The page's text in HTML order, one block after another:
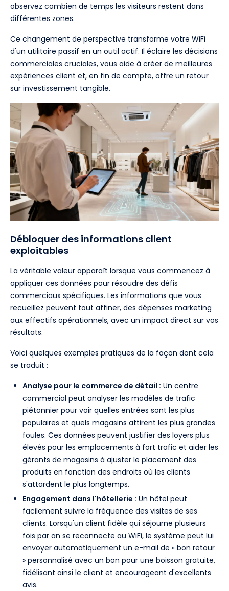
observez combien de temps les visiteurs restent dans
différentes zones.
Ce changement de perspective transforme votre WiFi
d'un utilitaire passif en un outil actif. Il éclaire les décisions
commerciales cruciales, vous aide à créer de meilleures
expériences client et, en fin de compte, offre un retour
sur investissement tangible.
Débloquer des informations client
exploitables
La véritable valeur apparaît lorsque vous commencez à
appliquer ces données pour résoudre des défis
commerciaux spécifiques. Les informations que vous
recueillez peuvent tout affiner, des dépenses marketing
aux effectifs opérationnels, avec un impact direct sur vos
résultats.
Voici quelques exemples pratiques de la façon dont cela
se traduit :
Analyse pour le commerce de détail : Un centre
commercial peut analyser les modèles de trafic
piétonnier pour voir quelles entrées sont les plus
populaires et quels magasins attirent les plus grandes
foules. Ces données peuvent justifier des loyers plus
élevés pour les emplacements à fort trafic et aider les
gérants de magasins à ajuster le placement des
produits en fonction des endroits où les clients
s'attardent le plus longtemps.
Engagement dans l'hôtellerie : Un hôtel peut
facilement suivre la fréquence des visites de ses
clients. Lorsqu'un client fidèle qui séjourne plusieurs
fois par an se reconnecte au WiFi, le système peut lui
envoyer automatiquement un e-mail de « bon retour
» personnalisé avec un bon pour une boisson gratuite,
fidélisant ainsi le client et encourageant d'excellents
avis.